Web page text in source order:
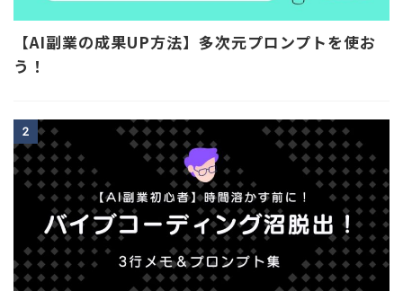
【AI副業の成果UP方法】多次元プロンプトを使お
う！
2